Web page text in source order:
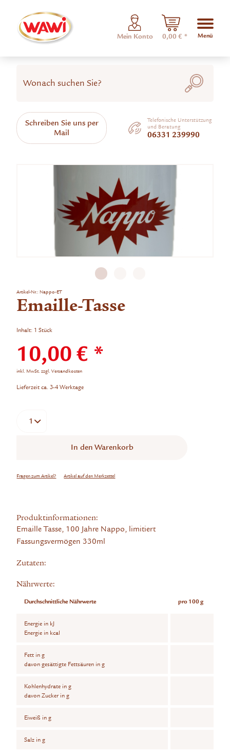
Mein Konto 0,00 € * Menü
Schreiben Sie uns per
Mail
Telefonische Unterstützung
und Beratung
06331 239990
Artikel-Nr.:Nappo-ET
Emaille-Tasse
Inhalt: 1 Stück
10,00 € *
inkl. MwSt.zzgl. Versandkosten
Lieferzeit ca. 3-4 Werktage
In den Warenkorb
Fragen zum Artikel? Artikel auf den Merkzettel
Produktinformationen:
Emaille Tasse, 100 Jahre Nappo, limitiert
Fassungsvermögen 330ml
Zutaten:
Nährwerte:
Durchschnittliche Nährwerte pro 100 g
Energie in kJ
Energie in kcal
Fett in g
davon gesättigte Fettsäuren in g
Kohlenhydrate in g
davon Zucker in g
Eiweiß in g
Salz in g